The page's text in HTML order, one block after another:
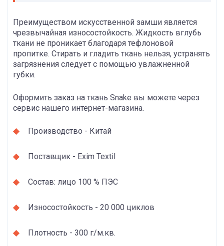
Преимуществом искусственной замши является
чрезвычайная износостойкость. Жидкость вглубь
ткани не проникает благодаря тефлоновой
пропитке. Стирать и гладить ткань нельзя, устранять
загрязнения следует с помощью увлажненной
губки.
Оформить заказ на ткань Snake вы можете через
сервис нашего интернет-магазина.
Производство - Китай
Поставщик - Exim Textil
Состав: лицо 100 % ПЭС
Износостойкость - 20 000 циклов
Плотность - 300 г/м.кв.